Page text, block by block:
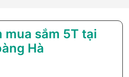
mua sắm 5T tại
Hà